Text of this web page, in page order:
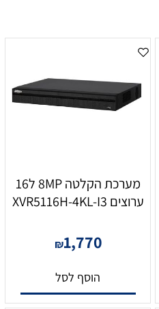
מערכת הקלטה 8MP ל16
ערוצים XVR5116H-4KL-I3
₪1,770
הוסף לסל